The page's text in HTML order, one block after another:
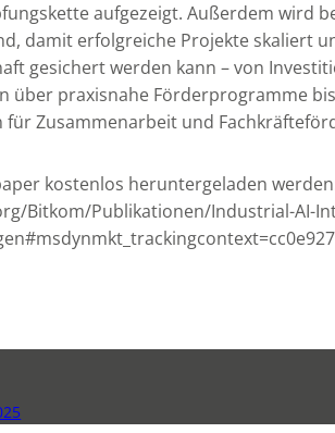
aufgezeigt. Außerdem wird
damit erfolgreiche Projekte skaliert
gesichert werden kann – von
über praxisnahe Förderprogramme
für Zusammenarbeit und
kostenlos heruntergeladen
Bitkom/Publikationen/Industrial-AI-